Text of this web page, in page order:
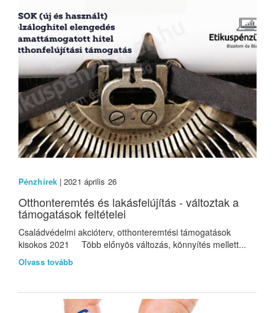
Pénzhírek| 2021 április 26
Otthonteremtés és lakásfelújítás - változtak a
támogatások feltételei
Családvédelmi akcióterv, otthonteremtési támogatások
kisokos 2021 Több előnyös változás, könnyítés mellett...
Olvass tovább